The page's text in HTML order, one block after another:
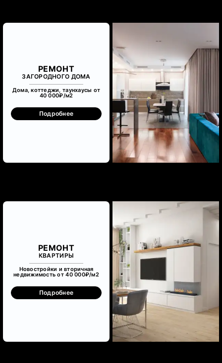
РЕМОНТ
ЗАГОРОДНОГО ДОМА
Дома, коттеджи, таунхаусы от
40 000₽/м2
Подробнее
РЕМОНТ
КВАРТИРЫ
Новостройки и вторичная
недвижимость от 40 000₽/м2
Подробнее